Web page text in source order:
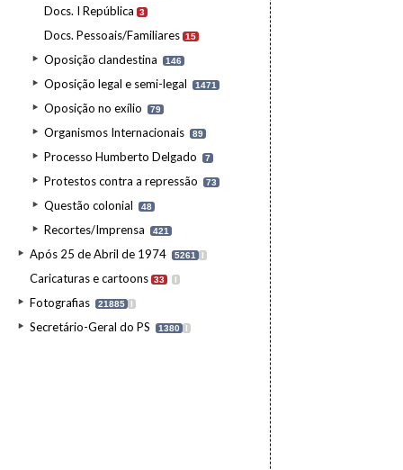
Docs. I República 3
Docs. Pessoais/Familiares 15
Oposição clandestina 146
Oposição legal e semi-legal 1471
Oposição no exílio 79
Organismos Internacionais 89
Processo Humberto Delgado 7
Protestos contra a repressão 73
Questão colonial 48
Recortes/Imprensa 421
Após 25 de Abril de 1974 5261 I
Caricaturas e cartoons 33 I
Fotografias 21885 I
Secretário-Geral do PS 1380 I